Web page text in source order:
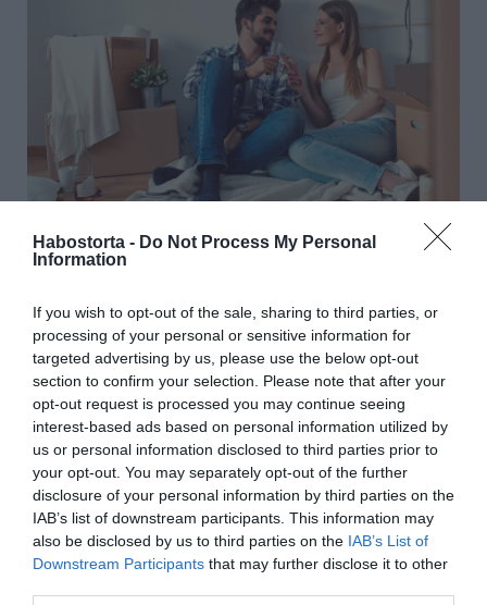
Habostorta - Do Not Process My Personal
Information
If you wish to opt-out of the sale, sharing to third parties, or
processing of your personal or sensitive information for
targeted advertising by us, please use the below opt-out
section to confirm your selection. Please note that after your
opt-out request is processed you may continue seeing
interest-based ads based on personal information utilized by
us or personal information disclosed to third parties prior to
your opt-out. You may separately opt-out of the further
disclosure of your personal information by third parties on the
IAB’s list of downstream participants. This information may
also be disclosed by us to third parties on the IAB’s List of
Downstream Participants that may further disclose it to other
Ez is érdekelhet! - Kiüresedett kapcsolatok: 5 ok a
költözésre
Mennyi személyes térre és énidőre van szükségetek?
A közös lakás sok kompromisszumot igényel mindkét fél
részéről. Osztoznotok kell a helyen és időn, ugyanakkor
fontos, hogy mindkettőtöknek megmaradjon a maga
szabadsága, mert különben frusztrálttá válik, és